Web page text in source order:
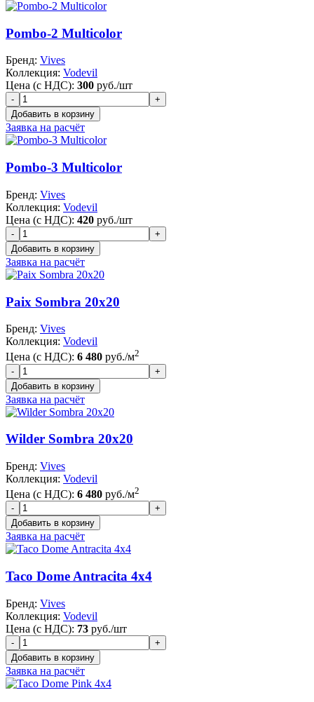
Pombo-2 Multicolor
Бренд: Vives
Коллекция: Vodevil
Цена (с НДС): 300 руб./шт
Заявка на расчёт
Pombo-3 Multicolor
Бренд: Vives
Коллекция: Vodevil
Цена (с НДС): 420 руб./шт
Заявка на расчёт
Paix Sombra 20x20
Бренд: Vives
Коллекция: Vodevil
Цена (с НДС): 6 480 руб./м2
Заявка на расчёт
Wilder Sombra 20x20
Бренд: Vives
Коллекция: Vodevil
Цена (с НДС): 6 480 руб./м2
Заявка на расчёт
Taco Dome Antracita 4x4
Бренд: Vives
Коллекция: Vodevil
Цена (с НДС): 73 руб./шт
Заявка на расчёт